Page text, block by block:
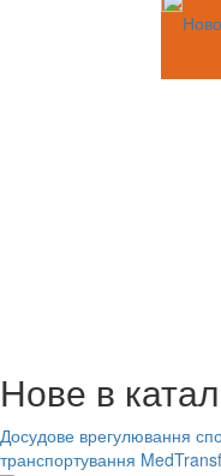
Нове в
Досудове врегулювання
транспортування